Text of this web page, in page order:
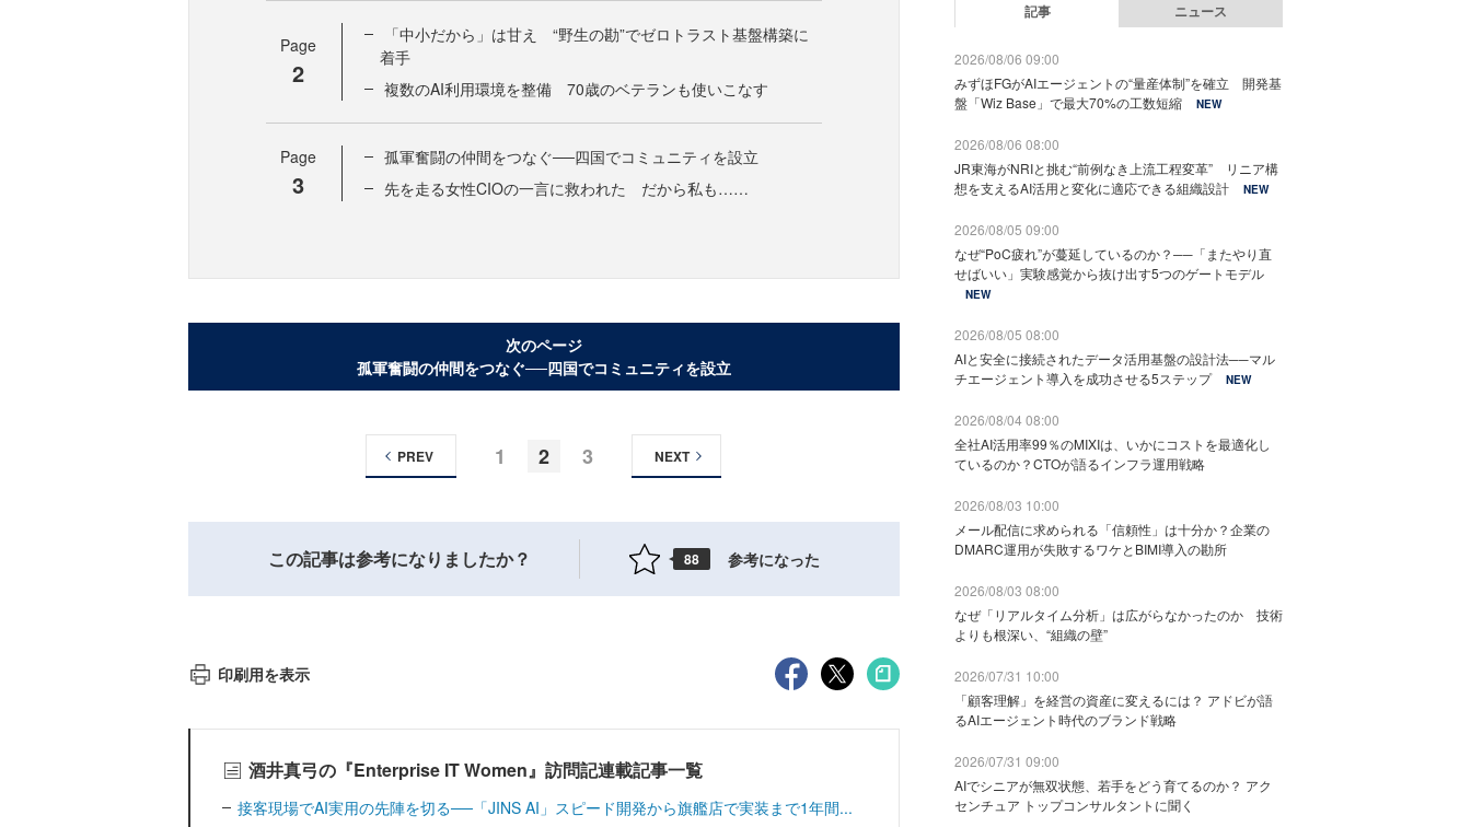
Page
2
「中小だから」は甘え “野生の勘”でゼロトラスト基盤構築に
着手
複数のAI利用環境を整備 70歳のベテランも使いこなす
Page
3
孤軍奮闘の仲間をつなぐ──四国でコミュニティを設立
先を走る女性CIOの一言に救われた だから私も……
次のページ
孤軍奮闘の仲間をつなぐ──四国でコミュニティを設立
1 2 3
PREV NEXT
この記事は参考になりましたか？ 88 参考になった
印刷用を表示
酒井真弓の『Enterprise IT Women』訪問記連載記事一覧
接客現場でAI実用の先陣を切る──「JINS AI」スピード開発から旗艦店で実装まで1年間...
記事 ニュース
2026/08/06 09:00
みずほFGがAIエージェントの“量産体制”を確立 開発基
盤「Wiz Base」で最大70%の工数短縮
NEW
2026/08/06 08:00
JR東海がNRIと挑む“前例なき上流工程変革” リニア構
想を支えるAI活用と変化に適応できる組織設計
NEW
2026/08/05 09:00
なぜ“PoC疲れ”が蔓延しているのか？──「またやり直
せばいい」実験感覚から抜け出す5つのゲートモデル
NEW
2026/08/05 08:00
AIと安全に接続されたデータ活用基盤の設計法──マル
チエージェント導入を成功させる5ステップ
NEW
2026/08/04 08:00
全社AI活用率99％のMIXIは、いかにコストを最適化し
ているのか？CTOが語るインフラ運用戦略
2026/08/03 10:00
メール配信に求められる「信頼性」は十分か？企業の
DMARC運用が失敗するワケとBIMI導入の勘所
2026/08/03 08:00
なぜ「リアルタイム分析」は広がらなかったのか 技術
よりも根深い、“組織の壁”
2026/07/31 10:00
「顧客理解」を経営の資産に変えるには？ アドビが語
るAIエージェント時代のブランド戦略
2026/07/31 09:00
AIでシニアが無双状態、若手をどう育てるのか？ アク
センチュア トップコンサルタントに聞く